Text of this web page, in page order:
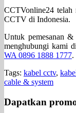
CCTVonline24
CCTV di Indonesia.
Untuk pemesanan &
menghubungi kami
WA 0896 1888 1777.
Tags: kabel cctv,
cable & system
Dapatkan